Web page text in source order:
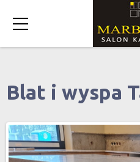
Blat i wyspa